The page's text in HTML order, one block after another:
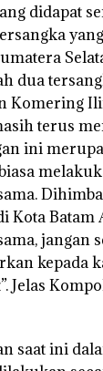
didapat
dua
Komering
terus
ini
Kota Batam
jangan
kepada
Jelas
saat ini